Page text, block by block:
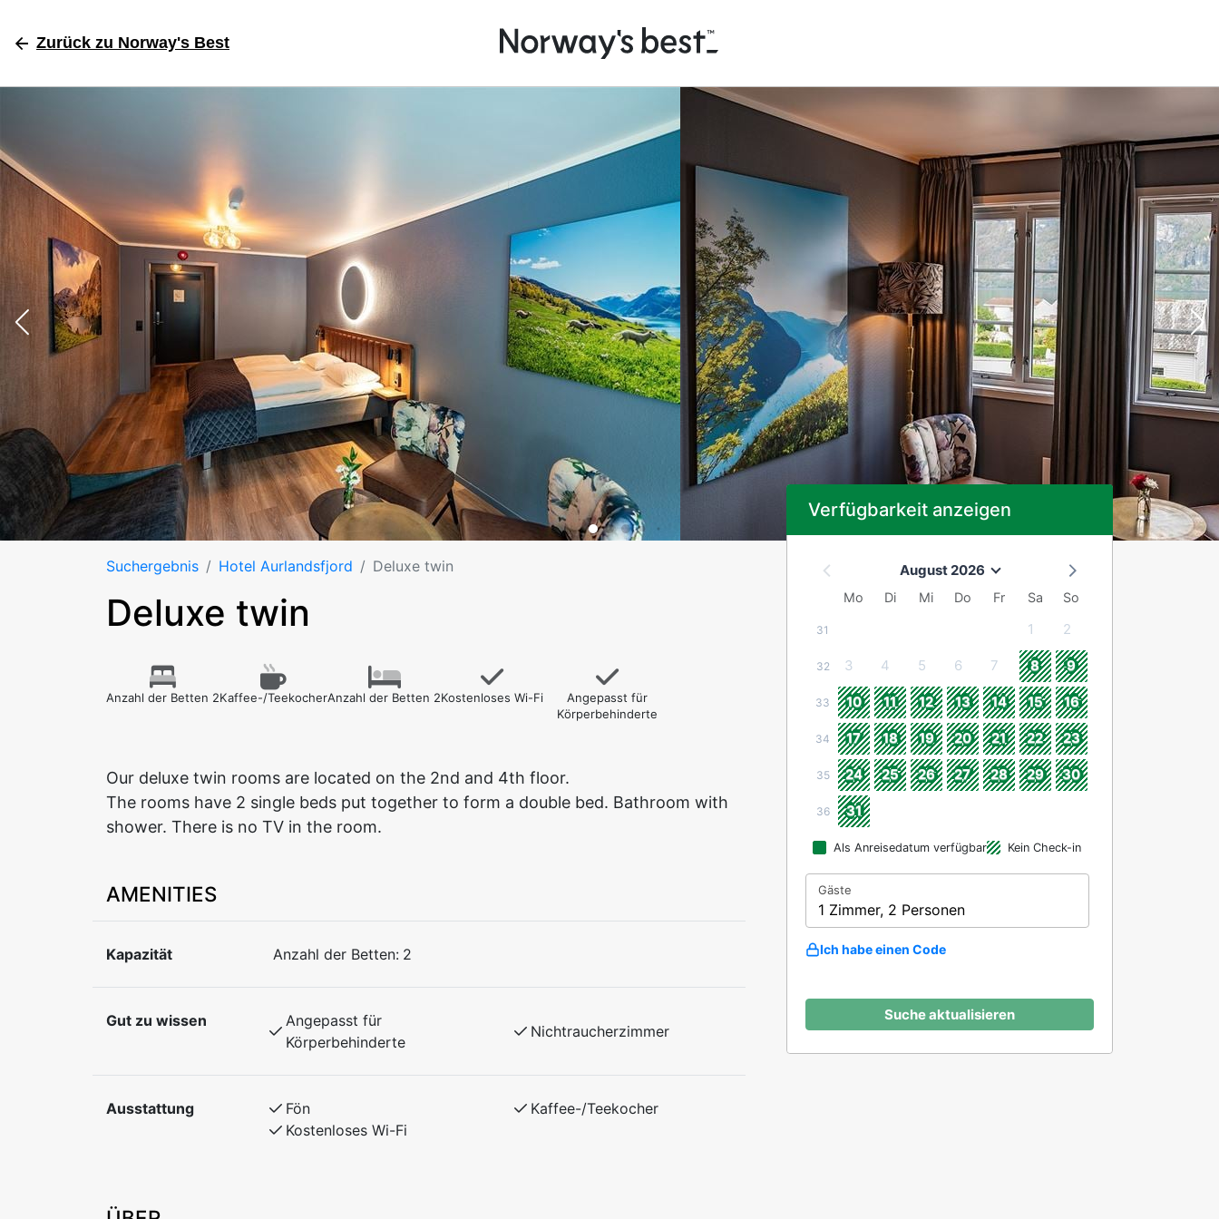
Zurück zu Norway's Best
Suchergebnis Hotel Aurlandsfjord Deluxe twin
Deluxe twin
Anzahl der Betten 2Kaffee-/TeekocherAnzahl der Betten 2Kostenloses Wi-Fi
Angepasst für
Körperbehinderte
Our deluxe twin rooms are located on the 2nd and 4th floor.
The rooms have 2 single beds put together to form a double bed. Bathroom with
shower. There is no TV in the room.
AMENITIES
Kapazität Anzahl der Betten: 2
Gut zu wissen
Angepasst für
Körperbehinderte
Nichtraucherzimmer
Ausstattung Fön
Kaffee-/Teekocher
Kostenloses Wi-Fi
Verfügbarkeit anzeigen
August 2026
Mo Di Mi Do Fr Sa So
31 1 2
32 3 4 5 6 7 8 9
33 10 11 12 13 14 15 16
34 17 18 19 20 21 22 23
35 24 25 26 27 28 29 30
36 31
Als Anreisedatum verfügbar Kein Check-in
Gäste
1 Zimmer, 2 Personen
Ich habe einen Code
Suche aktualisieren